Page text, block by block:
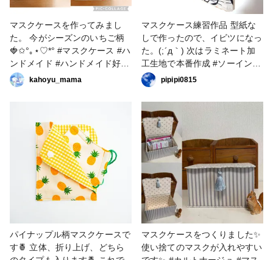
シワです😅 また直します！ #
小物・雑貨 #マスクケース #マ
スクポーチ #猫 #ファンれぽ_
大塚屋ネットショップ #ソーイ
ング
マスクケースを作ってみまし
た。 今がシーズンのいちご柄
🍓✩°｡⋆♡*° #マスクケース #ハ
ンドメイド #ハンドメイド好き
#手作りマスク #ファンれぽ
_Tokaiグループ
kahoyu_mama
マスクケース練習作品 型紙な
しで作ったので、イビツになっ
た。(;´д｀) 次はラミネート加
工生地で本番作成 #ソーイング
#マスクケース
pipipi0815
パイナップル柄マスクケースで
す🍍 立体、折り上げ、どちら
マスクケースをつくりました✨
使い捨てのマスクが入れやすい